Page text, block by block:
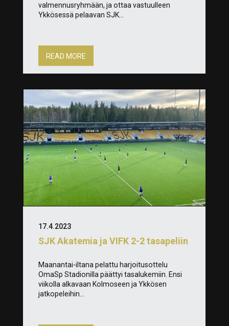
valmennusryhmään, ja ottaa vastuulleen
Ykkösessä pelaavan SJK...
READ MORE
SJK Akatemia ja VIFK 2-2 tasapeliin
17.4.2023
Maanantai-iltana pelattu harjoitusottelu
OmaSp Stadionilla päättyi tasalukemiin. Ensi
viikolla alkavaan Kolmoseen ja Ykkösen
jatkopeleihin...